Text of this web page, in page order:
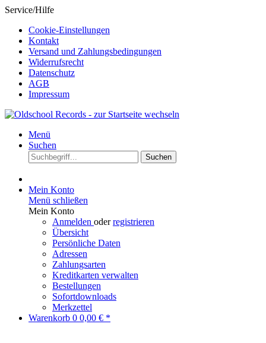
Service/Hilfe
Cookie-Einstellungen
Kontakt
Versand und Zahlungsbedingungen
Widerrufsrecht
Datenschutz
AGB
Impressum
Menü
Suchen
Suchen
Mein Konto
Menü schließen
Mein Konto
Anmelden oderregistrieren
Übersicht
Persönliche Daten
Adressen
Zahlungsarten
Kreditkarten verwalten
Bestellungen
Sofortdownloads
Merkzettel
Warenkorb 0 0,00 € *